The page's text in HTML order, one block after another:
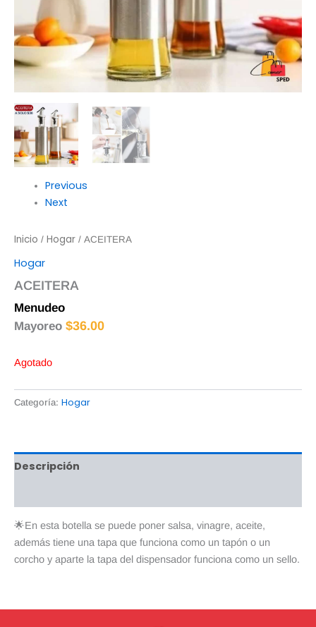
Previous
Next
Inicio / Hogar / ACEITERA
Hogar
ACEITERA
Menudeo
Mayoreo $36.00
Agotado
Categoría: Hogar
Descripción
🌟En esta botella se puede poner salsa, vinagre, aceite,
además tiene una tapa que funciona como un tapón o un
corcho y aparte la tapa del dispensador funciona como un sello.